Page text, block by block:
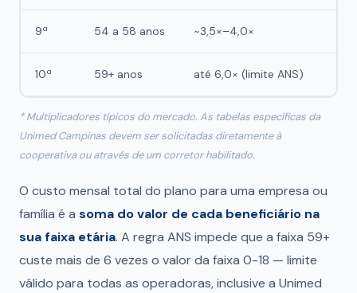
9ª 54 a 58 anos ~3,5×–4,0×
10ª 59+ anos até 6,0× (limite ANS)
* Multiplicadores típicos do mercado. As tabelas específicas da
Unimed Campinas devem ser solicitadas diretamente à
cooperativa ou através de um corretor habilitado.
O custo mensal total do plano para uma empresa ou
família é a soma do valor de cada beneficiário na
sua faixa etária. A regra ANS impede que a faixa 59+
custe mais de 6 vezes o valor da faixa 0-18 — limite
válido para todas as operadoras, inclusive a Unimed